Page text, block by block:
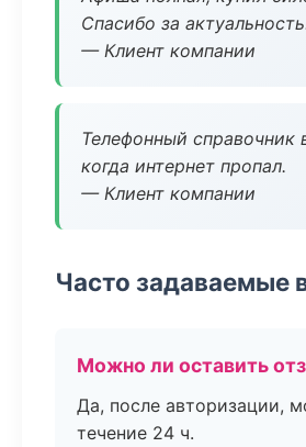
Спасибо за
— Клиент компании
Телефонный справочник
когда интернет пропал.
— Клиент компании
Часто задаваемые
Можно ли оставить
Да, после авторизации,
течение 24 ч.